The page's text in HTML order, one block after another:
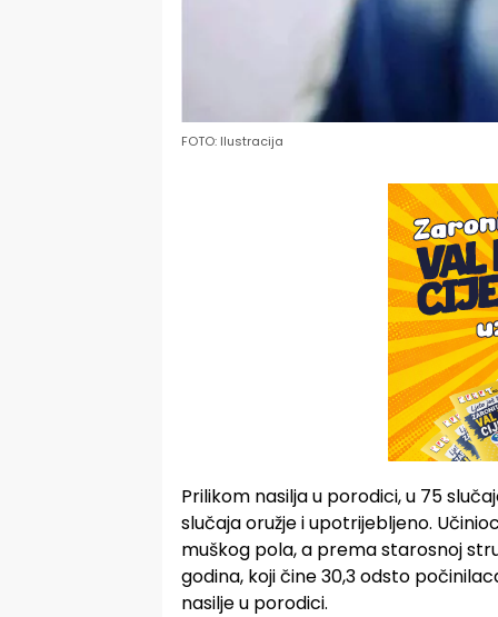
FOTO: Ilustracija
Prilikom nasilja u porodici, u 75
slučaja oružje i upotrijebljeno.
muškog pola, a prema starosnoj
godina, koji čine 30,3 odsto
nasilje u porodici.